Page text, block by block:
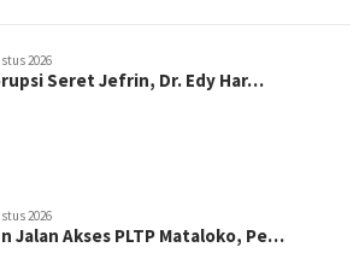
2026
Seret Jefrin, Dr. Edy Har…
2026
Jalan Akses PLTP Mataloko, Pe…